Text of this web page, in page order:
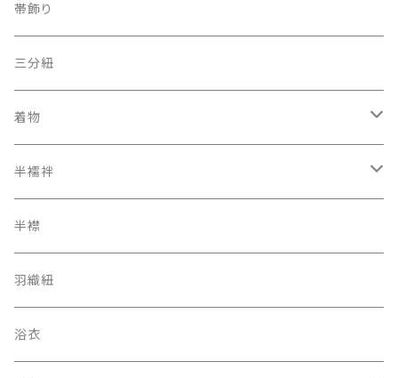
夏帯
京袋帯
レトロ、アンティーク
自装用カラー三重紐
レーシーちゃん
古布
その他
帯飾り
三分紐
着物
オリジナルキモノ
アンティーク レトロ
半襦袢
二部式長襦袢
半襟
羽織紐
浴衣